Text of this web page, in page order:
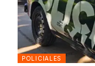
POLICIALES